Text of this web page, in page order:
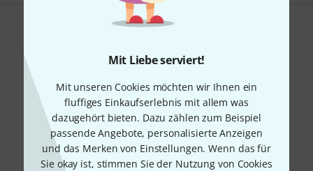
Mit Liebe serviert!
Mit unseren Cookies möchten wir Ihnen ein
fluffiges Einkaufserlebnis mit allem was
dazugehört bieten. Dazu zählen zum Beispiel
passende Angebote, personalisierte Anzeigen
und das Merken von Einstellungen. Wenn das für
Sie okay ist, stimmen Sie der Nutzung von Cookies
Teilen Hilfe & Feedback